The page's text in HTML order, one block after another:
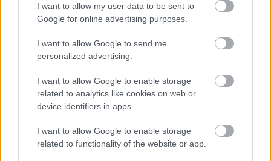
I want to allow my user data to be sent to
Google for online advertising purposes.
I want to allow Google to send me
personalized advertising.
I want to allow Google to enable storage
related to analytics like cookies on web or
device identifiers in apps.
I want to allow Google to enable storage
related to functionality of the website or app.
AIREBarcelona
Nu uita, inainte de a merge la magazin, sa iti faci o
programare la numerele 0747.10.14.18 sau